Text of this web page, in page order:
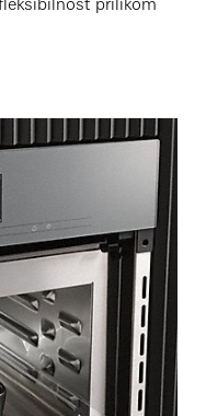
prilikom